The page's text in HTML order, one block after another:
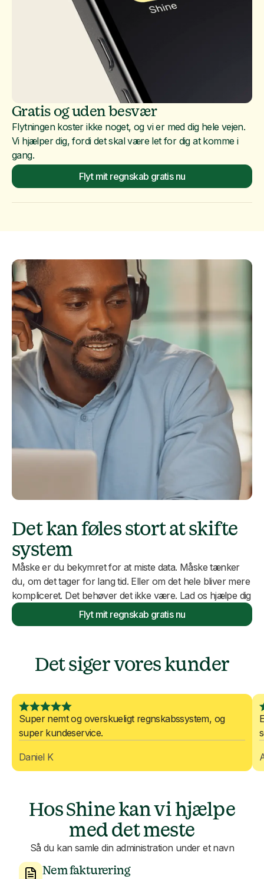
Gratis og uden besvær
Flytningen koster ikke noget, og vi er med dig hele vejen.
Vi hjælper dig, fordi det skal være let for dig at komme i
gang.
Flyt mit regnskab gratis nu
Det kan føles stort at skifte
system
Måske er du bekymret for at miste data. Måske tænker
du, om det tager for lang tid. Eller om det hele bliver mere
kompliceret. Det behøver det ikke være. Lad os hjælpe dig
Flyt mit regnskab gratis nu
Det siger vores kunder
Super nemt og overskueligt regnskabssystem, og
super kundeservice.
Daniel K
Hos Shine kan vi hjælpe
med det meste
Så du kan samle din administration under et navn
Nem fakturering